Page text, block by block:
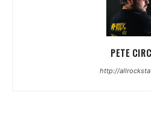
PETE
http://